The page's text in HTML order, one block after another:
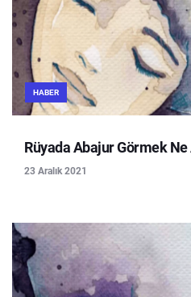
HABER
Rüyada Abajur Görmek
23 Aralık 2021